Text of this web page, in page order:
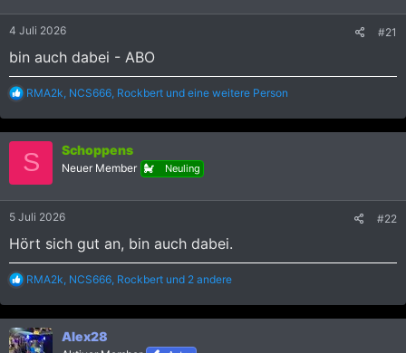
n
4 Juli 2026 #21
bin auch dabei - ABO
R
a
k
i
n
:
RMA2k NCS666 Rockbert und eine weitere Person
S Schoppens
Neuer Member Neuling
5 Juli 2026 #22
Hört sich gut an, bin auch dabei.
R
a
k
t
RMA2k NCS666 Rockbert und 2 andere
Alex28